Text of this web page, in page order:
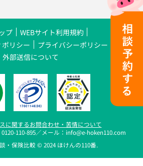
プ
WEBサイト利用規約
リシー
プライバシーポリシー
外部送信について
に関するお問合わせ・苦情について
110-895／メール：info@e-hoken110.com
・保険比較 © 2024 ほけんの110番.